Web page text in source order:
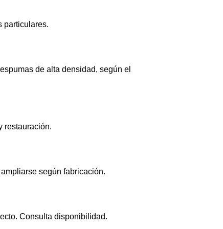
particulares.
de alta densidad, según el
restauración.
según fabricación.
Consulta disponibilidad.